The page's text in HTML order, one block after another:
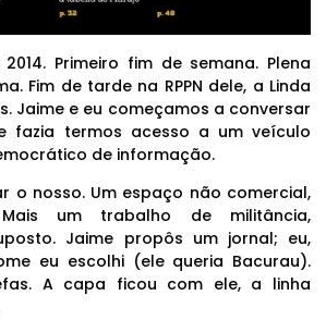
Primeiro fim de semana. Plena
Fim de tarde na RPPN dele, a Linda
Jaime e eu começamos a conversar
fazia termos acesso a um veículo
de informação.
o nosso. Um espaço não comercial,
um trabalho de militância,
Jaime propôs um jornal; eu,
eu escolhi (ele queria Bacurau).
A capa ficou com ele, a linha